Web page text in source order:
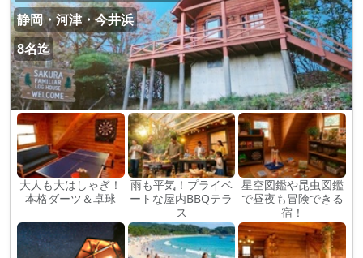
静岡・河津・今井浜
8名迄
大人も大はしゃぎ！
本格ダーツ＆卓球
雨も平気！プライベ
ートな屋内BBQテラ
ス
星空図鑑や昆虫図鑑
で昼夜も冒険できる
宿！